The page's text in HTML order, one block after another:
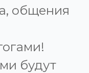
общения
будут